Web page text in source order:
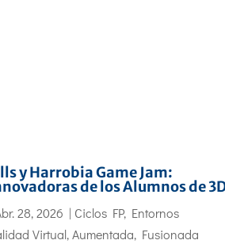
y Harrobia Game Jam:
de los Alumnos de
28, 2026 | Ciclos FP, Entornos
Virtual, Aumentada, Fusionada